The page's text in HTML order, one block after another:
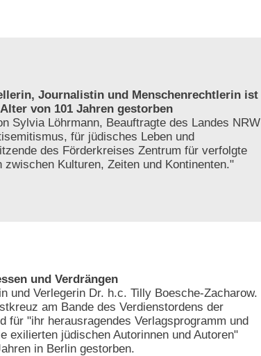
Journalistin und Menschenrechtlerin ist
von 101 Jahren gestorben
Sylvia Löhrmann, Beauftragte des Landes NRW
für jüdisches Leben und
des Förderkreises Zentrum für verfolgte
Kulturen, Zeiten und Kontinenten."
und Verdrängen
und Verlegerin Dr. h.c. Tilly Boesche-Zacharow.
am Bande des Verdienstordens der
für "ihr herausragendes Verlagsprogramm und
exilierten jüdischen Autorinnen und Autoren"
in Berlin gestorben.